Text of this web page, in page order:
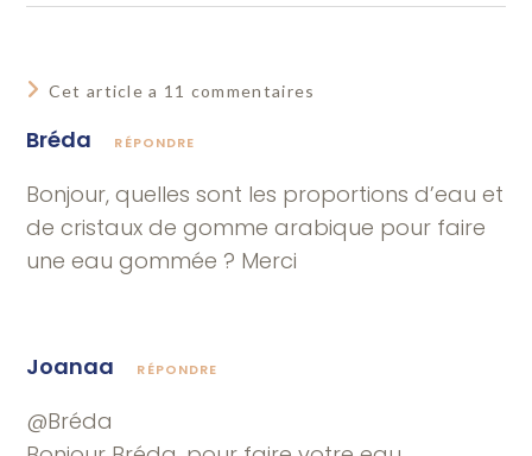
Cet article a 11 commentaires
Bréda RÉPONDRE
Bonjour, quelles sont les proportions d’eau et
de cristaux de gomme arabique pour faire
une eau gommée ? Merci
Joanaa RÉPONDRE
@Bréda